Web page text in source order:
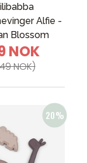
Alfie -
Blossom
NOK
NOK)
Veiledning
vår